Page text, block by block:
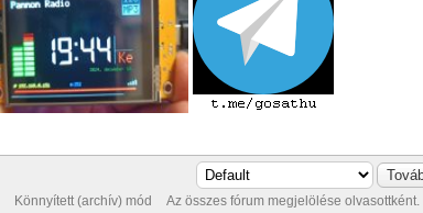
Könnyített (archív) mód Az összes fórum megjelölése olvasottként.